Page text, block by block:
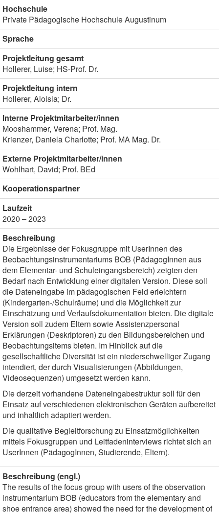
Hochschule
Private Pädagogische Hochschule Augustinum
Sprache
Projektleitung gesamt
Hollerer, Luise; HS-Prof. Dr.
Projektleitung intern
Hollerer, Aloisia; Dr.
Interne Projektmitarbeiter/innen
Mooshammer, Verena; Prof. Mag.
Krienzer, Daniela Charlotte; Prof. MA Mag. Dr.
Externe Projektmitarbeiter/innen
Wohlhart, David; Prof. BEd
Kooperationspartner
Laufzeit
2020 – 2023
Beschreibung
Die Ergebnisse der Fokusgruppe mit UserInnen des
Beobachtungsinstrumentariums BOB (PädagogInnen aus
dem Elementar- und Schuleingangsbereich) zeigten den
Bedarf nach Entwicklung einer digitalen Version. Diese soll
die Dateneingabe im pädagogischen Feld erleichtern
(Kindergarten-/Schulräume) und die Möglichkeit zur
Einschätzung und Verlaufsdokumentation bieten. Die digitale
Version soll zudem Eltern sowie Assistenzpersonal
Erklärungen (Deskriptoren) zu den Bildungsbereichen und
Beobachtungsitems bieten. Im Hinblick auf die
gesellschaftliche Diversität ist ein niederschwelliger Zugang
intendiert, der durch Visualisierungen (Abbildungen,
Videosequenzen) umgesetzt werden kann.
Die derzeit vorhandene Dateneingabestruktur soll für den
Einsatz auf verschiedenen elektronischen Geräten aufbereitet
und inhaltlich adaptiert werden.
Die qualitative Begleitforschung zu Einsatzmöglichkeiten
mittels Fokusgruppen und Leitfadeninterviews richtet sich an
UserInnen (PädagogInnen, Studierende, Eltern).
Beschreibung (engl.)
The results of the focus group with users of the observation
instrumentarium BOB (educators from the elementary and
shoe entrance area) showed the need for the development of